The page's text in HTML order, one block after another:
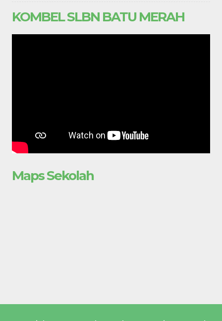
KOMBEL SLBN BATU MERAH
Maps Sekolah